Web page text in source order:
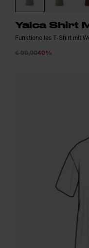
Yalca Shirt
Funktionelles T-Shirt mit
€ 99,9040%